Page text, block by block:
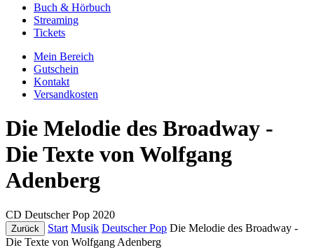
Buch & Hörbuch
Streaming
Tickets
Mein Bereich
Gutschein
Kontakt
Versandkosten
Die Melodie des Broadway -
Die Texte von Wolfgang
Adenberg
CD Deutscher Pop 2020
Zurück Start Musik Deutscher Pop Die Melodie des Broadway -
Die Texte von Wolfgang Adenberg